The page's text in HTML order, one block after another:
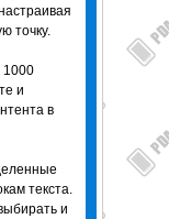
точку.
1000
и
в
текста.
и